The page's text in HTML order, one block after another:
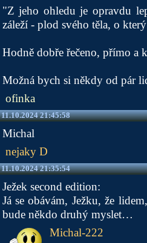
"Z jeho ohledu je opravdu
záleží - plod svého těla, o
Hodně dobře řečeno, přímo a
Možná bych si někdy od pár
ofinka
11.10.2024 21:45:58
Michal
nejaky D
11.10.2024 21:35:54
Ježek second edition:
Já se obávám, Ježku, že
bude někdo druhý myslet…
Michal-222